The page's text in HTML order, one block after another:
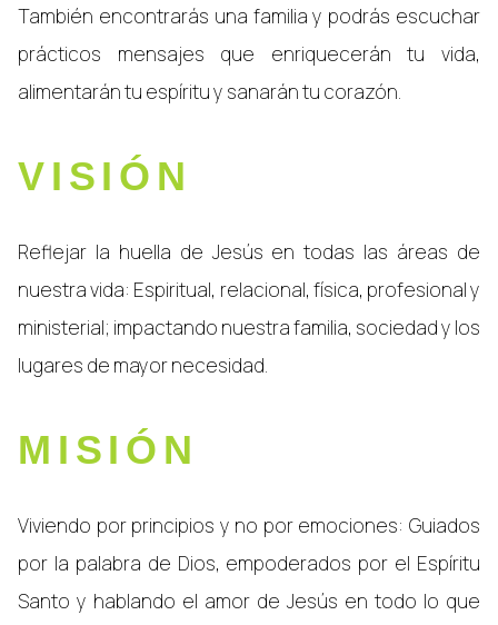
También encontrarás una familia y podrás escuchar
prácticos mensajes que enriquecerán tu vida,
alimentarán tu espíritu y sanarán tu corazón.
VISIÓN
Reflejar la huella de Jesús en todas las áreas de
nuestra vida: Espiritual, relacional, física, profesional y
ministerial; impactando nuestra familia, sociedad y los
lugares de mayor necesidad.
MISIÓN
Viviendo por principios y no por emociones: Guiados
por la palabra de Dios, empoderados por el Espíritu
Santo y hablando el amor de Jesús en todo lo que